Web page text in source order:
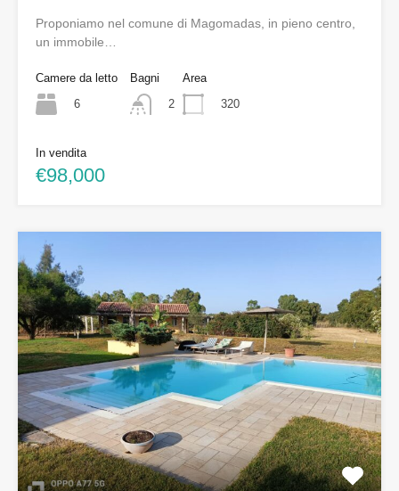
Proponiamo nel comune di Magomadas, in pieno centro,
un immobile…
Camere da letto
6
Bagni
2
Area
320
In vendita
€98,000